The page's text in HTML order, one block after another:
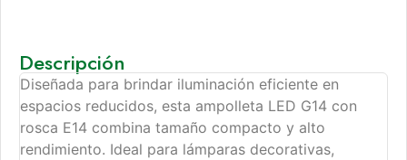
Descripción
Diseñada para brindar iluminación eficiente en
espacios reducidos, esta ampolleta LED G14 con
rosca E14 combina tamaño compacto y alto
rendimiento. Ideal para lámparas decorativas,